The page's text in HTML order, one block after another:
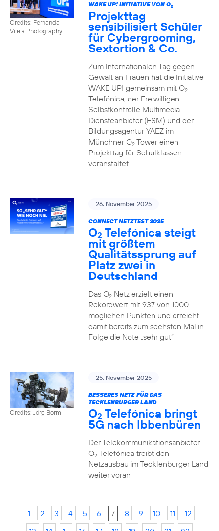
Credits: Fernanda
Vilela Photography
WAKE UP! INITIATIVE VON O2
Projekttag
sensibilisiert Schüler
für Cybergrooming,
Sextortion & Co.
Zum Internationalen Tag gegen
Gewalt an Frauen hat die Initiative
WAKE UP! gemeinsam mit O2
Telefónica, der Freiwilligen
Selbstkontrolle Multimedia-
Diensteanbieter (FSM) und der
Bildungsagentur YAEZ im
Münchner O2Tower einen
Projekttag für Schulklassen
veranstaltet
26. November 2025
CONNECT NETZTEST 2025
O2 Telefónica steigt
mit größtem
Qualitätssprung auf
Platz zwei in
Deutschland
Das O2Netz erzielt einen
Rekordwert mit 937 von 1000
möglichen Punkten und erreicht
damit bereits zum sechsten Mal in
Folge die Note „sehr gut“
Credits: Jörg Borm
25. November 2025
BESSERES NETZ FÜR DAS
TECKLENBURGER LAND
O2 Telefónica bringt
5G nach Ibbenbüren
Der Telekommunikationsanbieter
O2Telefónica treibt den
Netzausbau im Tecklenburger Land
weiter voran
1 2 3 4 5 6 7 8 9 10 11
12